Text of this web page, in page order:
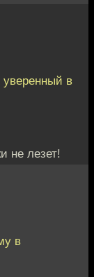
уверенный в
не лезет!
в